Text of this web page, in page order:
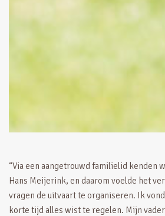
“Via een aangetrouwd familielid kenden
Hans Meijerink, en daarom voelde het
vragen de uitvaart te organiseren. Ik
korte tijd alles wist te regelen. Mijn